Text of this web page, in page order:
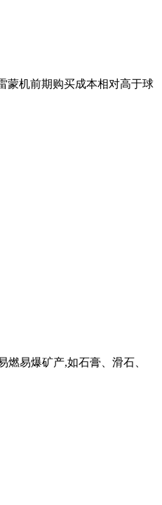
蒙机前期购买成本相对高于球
易爆矿产,如石膏、滑石、